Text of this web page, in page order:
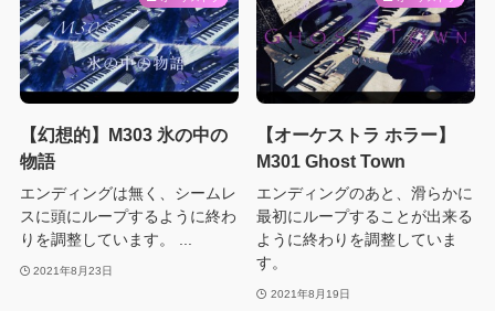
【幻想的】M303 氷の中の
物語
エンディングは無く、シームレ
スに頭にループするように終わ
りを調整しています。 ...
2021年8月23日
【オーケストラ ホラー】
M301 Ghost Town
エンディングのあと、滑らかに
最初にループすることが出来る
ように終わりを調整していま
す。
2021年8月19日